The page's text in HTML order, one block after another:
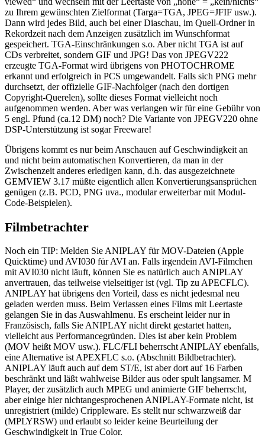
zu Ihrem gewünschten Zielformat (Targa=TGA, JPEG=JFIF usw.).
Dann wird jedes Bild, auch bei einer Diaschau, im Quell-Ordner in
Rekordzeit nach dem Anzeigen zusätzlich im Wunschformat
gespeichert. TGA-Einschränkungen s.o. Aber nicht TGA ist auf
CDs verbreitet, sondern GIF und JPG! Das von JPEGV222
erzeugte TGA-Format wird übrigens von PHOTOCHROME
erkannt und erfolgreich in PCS umgewandelt. Falls sich PNG mehr
durchsetzt, der offizielle GIF-Nachfolger (nach den dortigen
Copyright-Querelen), sollte dieses Format vielleicht noch
aufgenommen werden. Aber was verlangen wir für eine Gebühr von
5 engl. Pfund (ca.12 DM) noch? Die Variante von JPEGV220 ohne
DSP-Unterstützung ist sogar Freeware!
Übrigens kommt es nur beim Anschauen auf Geschwindigkeit an
und nicht beim automatischen Konvertieren, da man in der
Zwischenzeit anderes erledigen kann, d.h. das ausgezeichnete
GEMVIEW 3.17 müßte eigentlich allen Konvertierungsansprüchen
genügen (z.B. PCD, PNG uva., modular erweiterbar mit Modul-
Code-Beispielen).
Filmbetrachter
Noch ein TIP: Melden Sie ANIPLAY für MOV-Dateien (Apple
Quicktime) und AVI030 für AVI an. Falls irgendein AVI-Filmchen
mit AVI030 nicht läuft, können Sie es natürlich auch ANIPLAY
anvertrauen, das teilweise vielseitiger ist (vgl. Tip zu APECFLC).
ANIPLAY hat übrigens den Vorteil, dass es nicht jedesmal neu
geladen werden muss. Beim Verlassen eines Films mit Leertaste
gelangen Sie in das Auswahlmenu. Es erscheint leider nur in
Französisch, falls Sie ANIPLAY nicht direkt gestartet hatten,
vielleicht aus Performancegründen. Dies ist aber kein Problem
(MOV heißt MOV usw.). FLC/FLI beherrscht ANIPLAY ebenfalls,
eine Alternative ist APEXFLC s.o. (Abschnitt Bildbetrachter).
ANIPLAY läuft auch auf dem ST/E, ist aber dort auf 16 Farben
beschränkt und läßt wahlweise Bilder aus oder spult langsamer. M
Player, der zusätzlich auch MPEG und animierte GIF beherrscht,
aber einige hier nichtangesprochenen ANIPLAY-Formate nicht, ist
unregistriert (milde) Crippleware. Es stellt nur schwarzweiß dar
(MPLYRSW) und erlaubt so leider keine Beurteilung der
Geschwindigkeit in True Color.